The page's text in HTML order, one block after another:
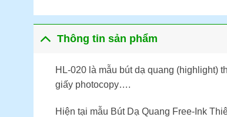
Thông tin sản phẩm
HL-020 là mẫu bút dạ quang (highlight)
giấy photocopy….
Hiện tại mẫu Bút Dạ Quang Free-Ink